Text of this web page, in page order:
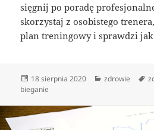
sięgnij po poradę
skorzystaj z osobistego
plan treningowy i sprawdzi
Data
publikacji
18 sierpnia 2020 Kategorie
zdrowie
bieganie